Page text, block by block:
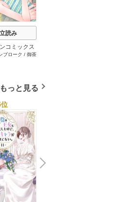
読み
コミックス
年 vol.1062
ブローク / 御茶
りん子
もっと見る
N
e
x
t